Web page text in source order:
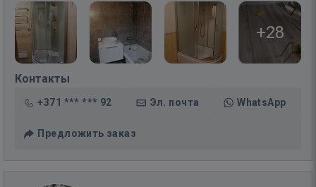
+28
Контакты
+371 *** *** 92 Эл. почта WhatsApp
Предложить заказ